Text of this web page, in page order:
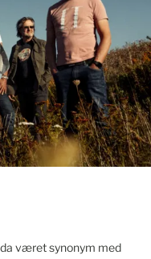
været synonym med